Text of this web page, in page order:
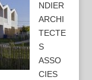
NDIER
ARCHI
TECTE
S
ASSO
CIES